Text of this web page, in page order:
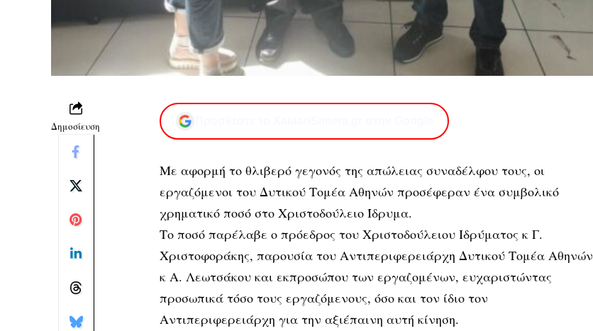
Δημοσίευση
Με αφορμή το θλιβερό γεγονός της απώλειας συναδέλφου τους, οι
εργαζόμενοι του Δυτικού Τομέα Αθηνών προσέφεραν ένα συμβολικό
χρηματικό ποσό στο Χριστοδούλειο Ίδρυμα.
Το ποσό παρέλαβε ο πρόεδρος του Χριστοδούλειου Ιδρύματος κ Γ.
Χριστοφοράκης, παρουσία του Αντιπεριφερειάρχη Δυτικού Τομέα Αθηνών
κ Α. Λεωτσάκου και εκπροσώπου των εργαζομένων, ευχαριστώντας
προσωπικά τόσο τους εργαζόμενους, όσο και τον ίδιο τον
Αντιπεριφερειάρχη για την αξιέπαινη αυτή κίνηση.